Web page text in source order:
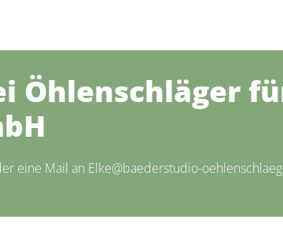
Öhlenschläger
eine Mail an Elke@baederstudio-